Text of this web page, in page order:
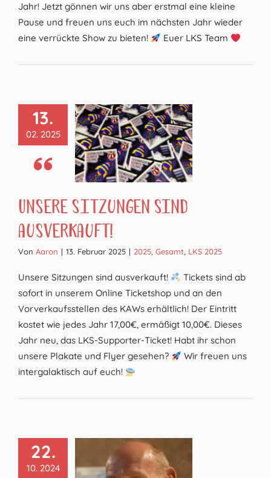
Jahr! Jetzt gönnen wir uns aber erstmal eine kleine
Pause und freuen uns euch im nächsten Jahr wieder
eine verrückte Show zu bieten!
Euer LKS Team
13.
02. 2025
Unsere Sitzungen sind
ausverkauft!
Von Aaron | 13. Februar 2025 | 2025, Gesamt, LKS 2025
Unsere Sitzungen sind ausverkauft!
Tickets sind ab
sofort in unserem Online Ticketshop und an den
Vorverkaufsstellen des KAWs erhältlich! Der Eintritt
kostet wie jedes Jahr 17,00€, ermäßigt 10,00€. Dieses
Jahr neu, das LKS-Supporter-Ticket! Habt ihr schon
unsere Plakate und Flyer gesehen?
Wir freuen uns
intergalaktisch auf euch!
22.
10. 2024